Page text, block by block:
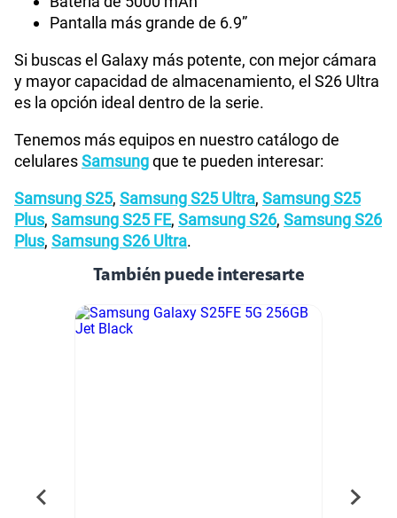
Pantalla más grande de 6.9”
Si buscas el Galaxy más potente, con mejor cámara
y mayor capacidad de almacenamiento, el S26 Ultra
es la opción ideal dentro de la serie.
Tenemos más equipos en nuestro catálogo de
celularesSamsungque te pueden interesar:
Samsung S25, Samsung S25 Ultra, Samsung S25
Plus, Samsung S25 FE, Samsung S26, Samsung S26
Plus, Samsung S26 Ultra.
También puede interesarte